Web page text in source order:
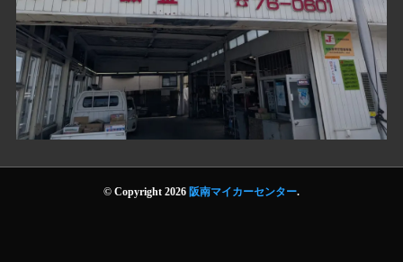
© Copyright 2026 阪南マイカーセンター.